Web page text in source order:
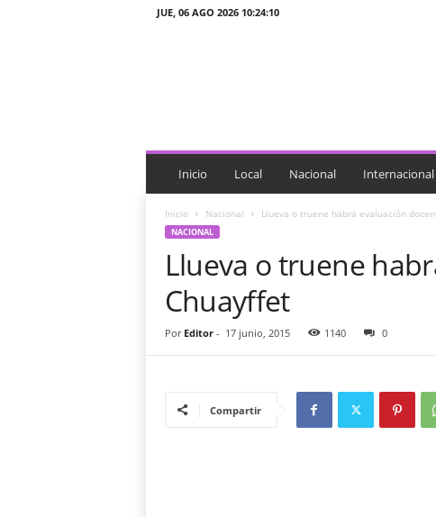
JUE, 06 AGO 2026 10:24:10
c
a
Inicio Local Nacional Internacional
Inicio Nacional Llueva o truene habrá evaluación
NACIONAL
Llueva o truene
Chuayffet
Por Editor- 17 junio, 2015 1140 0
Compartir